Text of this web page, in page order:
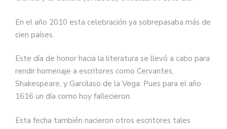
En el año 2010 esta celebración ya sobrepasaba más de
cien países.
Este día de honor hacia la literatura se llevó a cabo para
rendir homenaje a escritores como Cervantes,
Shakespeare, y Garcilaso de la Vega. Pues para el año
1616 un día como hoy fallecieron.
Esta fecha también nacieron otros escritores tales